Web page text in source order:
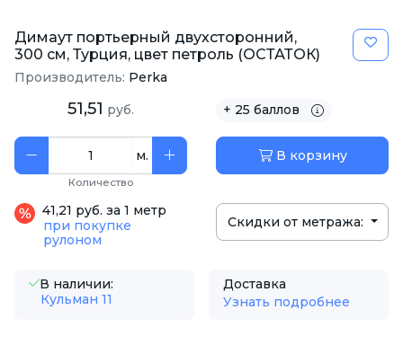
Димаут портьерный двухсторонний,
300 см, Турция, цвет петроль (ОСТАТОК)
Производитель: Perka
51,51 руб. + 25 баллов
м.
Количество
В корзину
41,21 руб. за 1 метр
при покупке
рулоном
Скидки от метража:
В наличии:
Кульман 11
Доставка
Узнать подробнее